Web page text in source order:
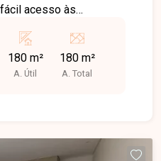
acesso às
além de ampla
serviços, é uma
que buscam
acessibilidade, pia, pé-
180 m²
A. Útil
180 m²
A. Total